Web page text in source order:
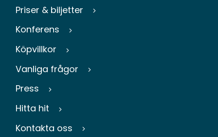
Priser & biljetter
Konferens
Köpvillkor
Vanliga frågor
Press
Hitta hit
Kontakta oss